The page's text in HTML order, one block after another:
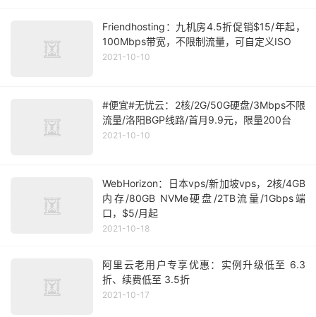
Friendhosting：九机房4.5折促销$15/年起，
100Mbps带宽，不限制流量，可自定义ISO
2021-10-10
#便宜#无忧云：2核/2G/50G硬盘/3Mbps不限
流量/洛阳BGP线路/首月9.9元，限量200台
2021-10-10
WebHorizon：日本vps/新加坡vps，2核/4GB
内存/80GB NVMe硬盘/2TB流量/1Gbps端
口，$5/月起
2021-10-18
阿里云老用户专享优惠：实例升级低至 6.3
折、续费低至 3.5折
2021-10-17